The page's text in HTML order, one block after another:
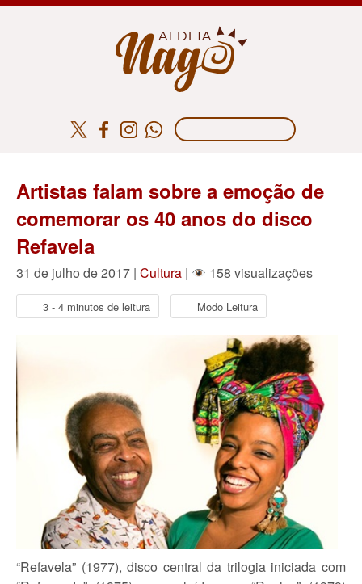
Artistas falam sobre a emoção de
comemorar os 40 anos do disco
Refavela
31 de julho de 2017 | Cultura | 158 visualizações
3 - 4 minutos de leitura Modo Leitura
“Refavela” (1977), disco central da trilogia iniciada com